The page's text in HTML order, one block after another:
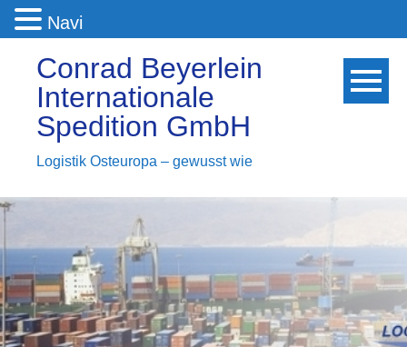
Conrad Beyerlein
Internationale
Spedition GmbH
Logistik Osteuropa – gewusst wie
Navi